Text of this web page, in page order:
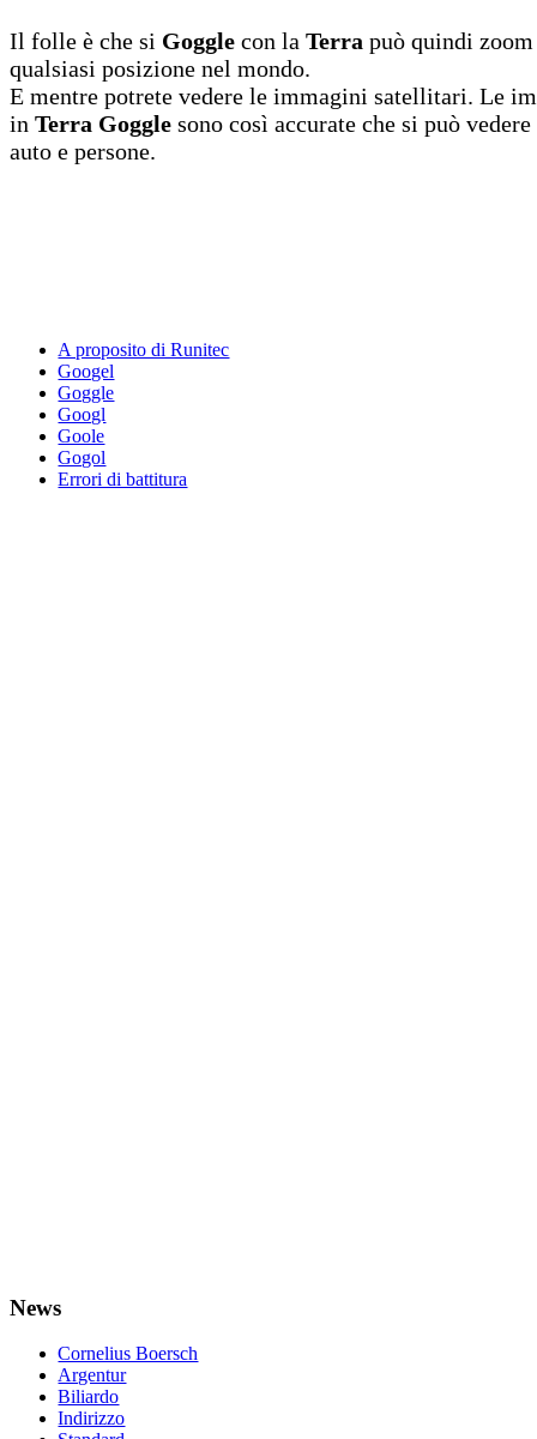
Il folle è che si Goggle con laTerra può quindi
qualsiasi posizione nel mondo.
E mentre potrete vedere le immagini satellitari. Le
inTerra Goggle sono così accurate che si può vedere
auto e persone.
A proposito di Runitec
Googel
Goggle
Googl
Goole
Gogol
Errori di battitura
News
Cornelius Boersch
Argentur
Biliardo
Indirizzo